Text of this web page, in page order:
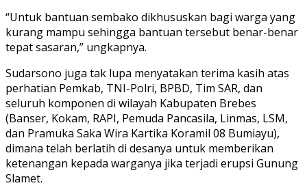
“Untuk bantuan sembako dikhususkan bagi warga yang
kurang mampu sehingga bantuan tersebut benar-benar
tepat sasaran,” ungkapnya.
Sudarsono juga tak lupa menyatakan terima kasih atas
perhatian Pemkab, TNI-Polri, BPBD, Tim SAR, dan
seluruh komponen di wilayah Kabupaten Brebes
(Banser, Kokam, RAPI, Pemuda Pancasila, Linmas, LSM,
dan Pramuka Saka Wira Kartika Koramil 08 Bumiayu),
dimana telah berlatih di desanya untuk memberikan
ketenangan kepada warganya jika terjadi erupsi Gunung
Slamet.